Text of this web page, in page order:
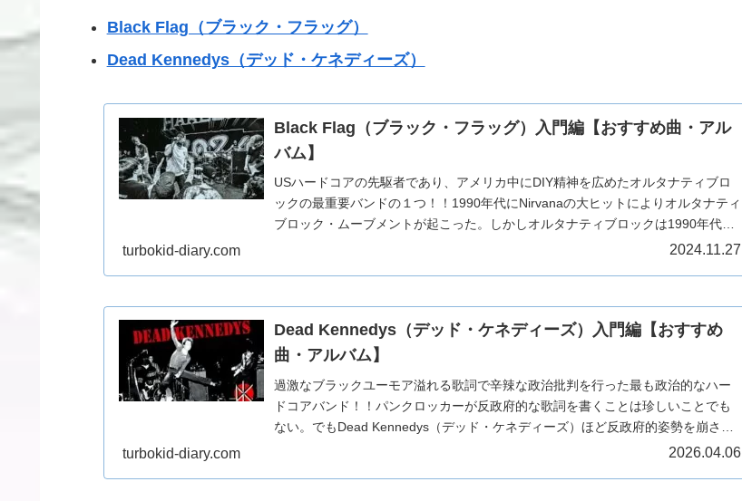
Black Flag（ブラック・フラッグ）
Dead Kennedys（デッド・ケネディーズ）
Black Flag（ブラック・フラッグ）入門編【おすすめ曲・アル
バム】
USハードコアの先駆者であり、アメリカ中にDIY精神を広めたオルタナティブロ
ックの最重要バンドの１つ！！1990年代にNirvanaの大ヒットによりオルタナティ
ブロック・ムーブメントが起こった。しかしオルタナティブロックは1990年代以
turbokid-diary.com 2024.11.27
Dead Kennedys（デッド・ケネディーズ）入門編【おすすめ
曲・アルバム】
過激なブラックユーモア溢れる歌詞で辛辣な政治批判を行った最も政治的なハー
ドコアバンド！！パンクロッカーが反政府的な歌詞を書くことは珍しいことでも
ない。でもDead Kennedys（デッド・ケネディーズ）ほど反政府的姿勢を崩さな
turbokid-diary.com 2026.04.06